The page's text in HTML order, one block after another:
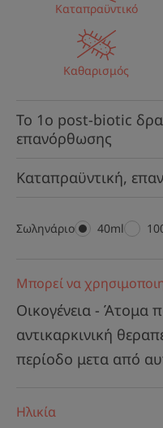
Καταπραϋντικό
Καθαρισμός
Το 1ο post-biotic
επανόρθωσης
Καταπραϋντική,
Σωληνάριο Σωληνάριο
40ml
Μπορεί να
Οικογένεια - Άτομα
αντικαρκινική
περίοδο μετα από
Ηλικία